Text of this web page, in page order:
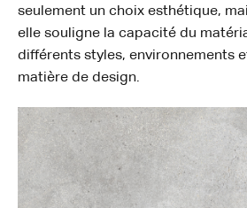
seulement un choix esthétique,
elle souligne la capacité du
différents styles, environnements
matière de design.
120x120
Matt
60x120
Matt
80x80
Matt
60x60
Matt